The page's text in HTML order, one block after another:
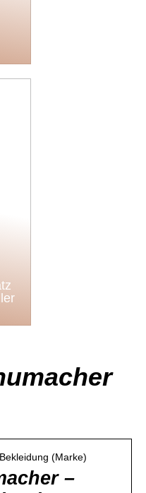
(Marke)
–